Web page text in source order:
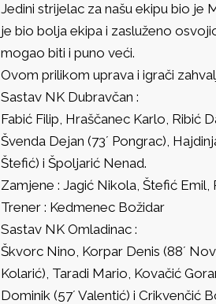
Jedini strijelac za našu ekipu bio je
je bio bolja ekipa i zasluženo
mogao biti i puno veći.
Ovom prilikom uprava i igrači
Sastav NK Dubravčan :
Fabić Filip, Hraščanec Karlo, Ribić
Švenda Dejan (73´ Pongrac),
Štefić) i Špoljarić Nenad.
Zamjene : Jagić Nikola, Štefić
Trener : Kedmenec Božidar
Sastav NK Omladinac :
Škvorc Nino, Korpar Denis (88´
Kolarić), Taradi Mario, Kovačić
Dominik (57´ Valentić) i Crikvenčić